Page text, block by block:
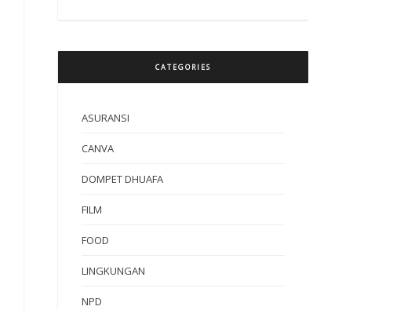
CATEGORIES
ASURANSI
CANVA
DOMPET DHUAFA
FILM
FOOD
LINGKUNGAN
NPD